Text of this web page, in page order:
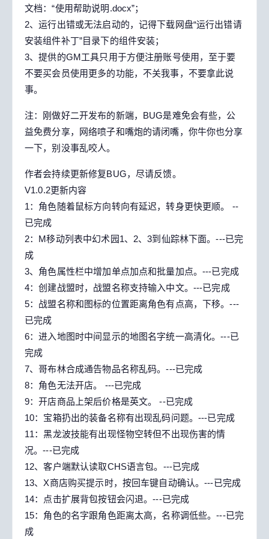
文档：“使用帮助说明.docx”；
2、运行出错或无法启动的，记得下载网盘“运行出错请
安装组件补丁”目录下的组件安装；
3、提供的GM工具只用于方便注册账号使用，至于要
不要买会员使用更多的功能，不关我事，不要拿此说
事。
注：刚做好二开发布的新端，BUG是难免会有些，公
益免费分享，网络喷子和嘴炮的请闭嘴，你牛你也分享
一下，别没事乱咬人。
作者会持续更新修复BUG，尽请反馈。
V1.0.2更新内容
1：角色随着鼠标方向转向有延迟，转身更快更顺。 --
已完成
2：M移动列表中幻术园1、2、3到仙踪林下面。---已完
成
3、角色属性栏中增加单点加点和批量加点。---已完成
4：创建战盟时，战盟名称支持输入中文。---已完成
5：战盟名称和图标的位置距离角色有点高，下移。---
已完成
6：进入地图时中间显示的地图名字统一高清化。---已
完成
7、哥布林合成通告物品名称乱码。---已完成
8：角色无法开店。 ---已完成
9：开店商品上架后价格是英文。 --已完成
10：宝箱扔出的装备名称有出现乱码问题。---已完成
11：黑龙波技能有出现怪物空转但不出现伤害的情
况。---已完成
12、客户端默认读取CHS语言包。---已完成
13、X商店购买提示时，按回车键自动确认。---已完成
14：点击扩展背包按钮会闪退。---已完成
15：角色的名字跟角色距离太高，名称调低些。---已完
成